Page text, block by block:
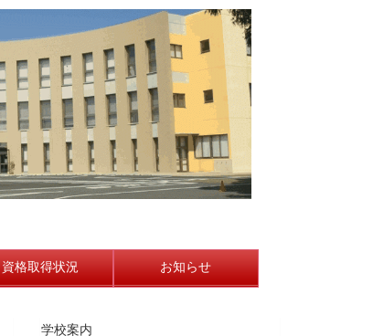
資格取得状況 お知らせ
学校案内